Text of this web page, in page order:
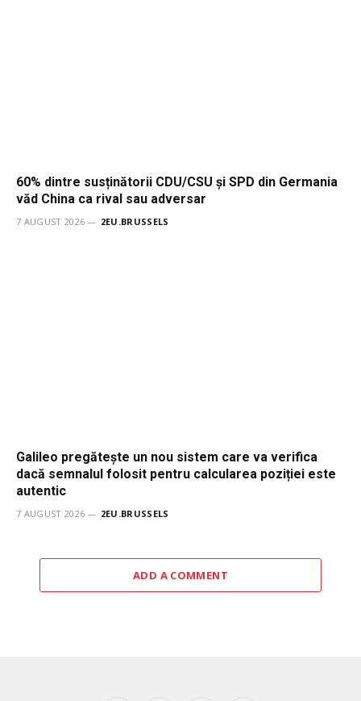
60% dintre susținătorii CDU/CSU și SPD din Germania
văd China ca rival sau adversar
7 AUGUST 2026 2EU.BRUSSELS
Galileo pregătește un nou sistem care va verifica
dacă semnalul folosit pentru calcularea poziției este
autentic
7 AUGUST 2026 2EU.BRUSSELS
ADD A COMMENT